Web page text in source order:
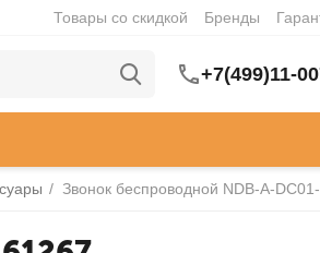
Товары со скидкой Бренды
+7(499)11-
/